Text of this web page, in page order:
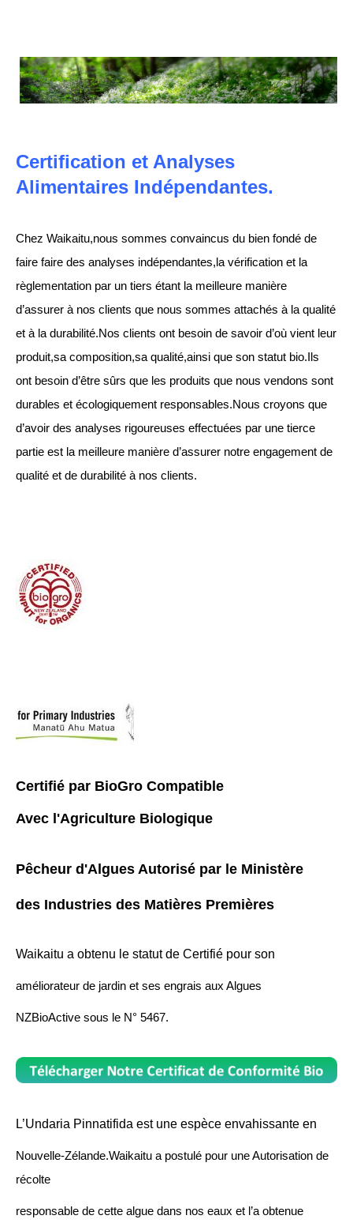
Certification et Analyses
Alimentaires Indépendantes.
Chez Waikaitu,nous sommes convaincus du bien fondé de
faire faire des analyses indépendantes,la vérification et la
règlementation par un tiers étant la meilleure manière
d’assurer à nos clients que nous sommes attachés à la qualité
et à la durabilité.Nos clients ont besoin de savoir d’où vient leur
produit,sa composition,sa qualité,ainsi que son statut bio.Ils
ont besoin d’être sûrs que les produits que nous vendons sont
durables et écologiquement responsables.Nous croyons que
d’avoir des analyses rigoureuses effectuées par une tierce
partie est la meilleure manière d’assurer notre engagement de
qualité et de durabilité à nos clients.
Certifié par BioGro Compatible
Avec l'Agriculture Biologique
Pêcheur d'Algues Autorisé par le Ministère
des Industries des Matières Premières
Waikaitu a obtenu le statut de Certifié pour son
améliorateur de jardin et ses engrais aux Algues
NZBioActive sous le N° 5467.
L’Undaria Pinnatifida est une espèce envahissante en
Nouvelle-Zélande.Waikaitu a postulé pour une Autorisation de
récolte
responsable de cette algue dans nos eaux et l’a obtenue